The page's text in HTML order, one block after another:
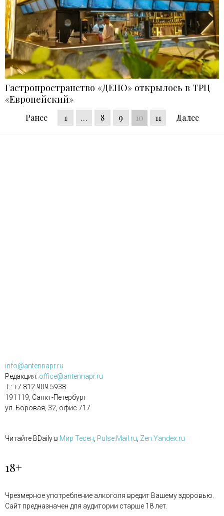
Гастропространство «ДЕПО» открылось в ТРЦ
«Европейский»
Ранее 1 … 8 9 10 11 Далее
info@antennapr.ru
Редакция: office@antennapr.ru
T.: +7 812 909 5938
191119, Санкт-Петербург
ул. Боровая, 32, офис 717
Читайте BDaily в Мир Тесен Pulse.Mail.ru Zen.Yandex.ru
18+
Чрезмерное употребление алкоголя вредит Вашему здоровью.
Сайт предназначен для аудитории старше 18 лет.